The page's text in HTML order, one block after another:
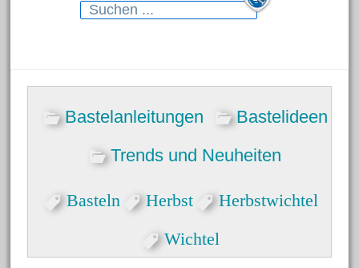
Search
Neueste Beiträge
Blumenhänger aus
Modelliermasse
Dekorative Schmelzgranulat-
Herzlicher Keilrahmen
Bastelanleitungen
Bastelideen
Trends und Neuheiten
Basteln Herbst Herbstwichtel
Wichtel